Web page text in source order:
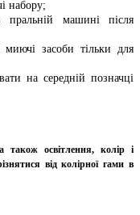
набору;
машині після
засоби тільки для
на середній позначці
також освітлення, колір і
від колірної гами в